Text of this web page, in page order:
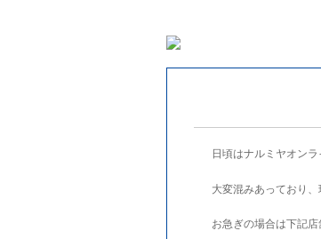
日頃はナルミヤオン
大変混みあっており
お急ぎの場合は下記店